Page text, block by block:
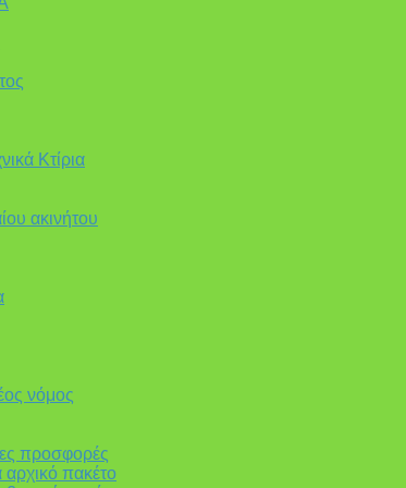
Κτίρια
ακινήτου
νόμος
προσφορές
αρχικό πακέτο